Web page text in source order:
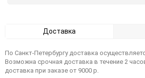
Доставка
По Санкт-Петербургу доставка
Возможна срочная доставка в течение 2
доставка при заказе от 9000 р.